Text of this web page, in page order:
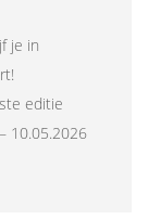
je in
editie
10.05.2026